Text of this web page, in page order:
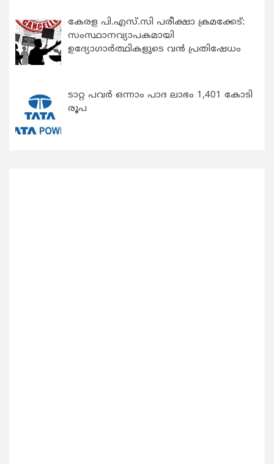
കേരള പി.എസ്.സി പരീക്ഷാ ക്രമക്കേട്:
സംസ്ഥാനവ്യാപകമായി
ഉദ്യോഗാര്‍ത്ഥികളുടെ വന്‍ പ്രതിഷേധം
ടാറ്റ പവർ ഒന്നാം പാദ ലാഭം 1,401 കോടി
രൂപ